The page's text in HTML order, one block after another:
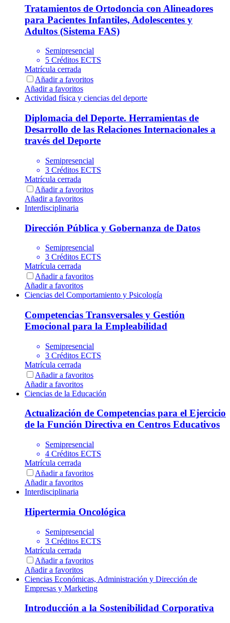
Tratamientos de Ortodoncia con Alineadores
para Pacientes Infantiles, Adolescentes y
Adultos (Sistema FAS)
Semipresencial
5 Créditos ECTS
Matrícula cerrada
Añadir a favoritos
Añadir a favoritos
Actividad física y ciencias del deporte
Diplomacia del Deporte. Herramientas de
Desarrollo de las Relaciones Internacionales a
través del Deporte
Semipresencial
3 Créditos ECTS
Matrícula cerrada
Añadir a favoritos
Añadir a favoritos
Interdisciplinaria
Dirección Pública y Gobernanza de Datos
Semipresencial
3 Créditos ECTS
Matrícula cerrada
Añadir a favoritos
Añadir a favoritos
Ciencias del Comportamiento y Psicología
Competencias Transversales y Gestión
Emocional para la Empleabilidad
Semipresencial
3 Créditos ECTS
Matrícula cerrada
Añadir a favoritos
Añadir a favoritos
Ciencias de la Educación
Actualización de Competencias para el Ejercicio
de la Función Directiva en Centros Educativos
Semipresencial
4 Créditos ECTS
Matrícula cerrada
Añadir a favoritos
Añadir a favoritos
Interdisciplinaria
Hipertermia Oncológica
Semipresencial
3 Créditos ECTS
Matrícula cerrada
Añadir a favoritos
Añadir a favoritos
Ciencias Económicas, Administración y Dirección de
Empresas y Marketing
Introducción a la Sostenibilidad Corporativa